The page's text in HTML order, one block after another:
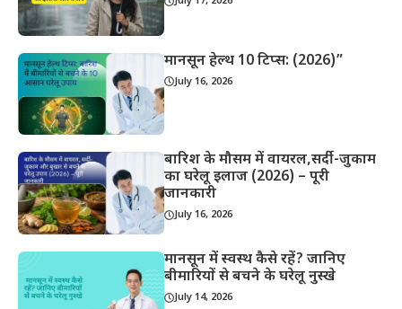
मानसून हेल्थ 10 टिप्स: (2026)”
July 16, 2026
बारिश के मौसम में वायरल,सर्दी-जुकाम
का घरेलू इलाज (2026) – पूरी
जानकारी
July 16, 2026
मानसून में स्वस्थ कैसे रहें? जानिए
बीमारियों से बचने के घरेलू नुस्खे
July 14, 2026